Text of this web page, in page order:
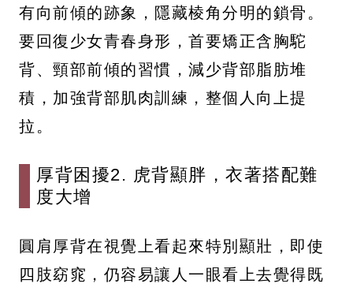
有向前傾的跡象，隱藏棱角分明的鎖骨。
要回復少女青春身形，首要矯正含胸駝
背、頸部前傾的習慣，減少背部脂肪堆
積，加強背部肌肉訓練，整個人向上提
拉。
厚背困擾2. 虎背顯胖，衣著搭配難
度大增
圓肩厚背在視覺上看起來特別顯壯，即使
四肢窈窕，仍容易讓人一眼看上去覺得既